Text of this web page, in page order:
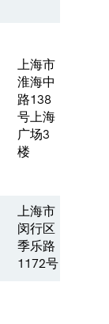
上海市
淮海中
路138
号上海
广场3
楼
上海市
闵行区
季乐路
1172号